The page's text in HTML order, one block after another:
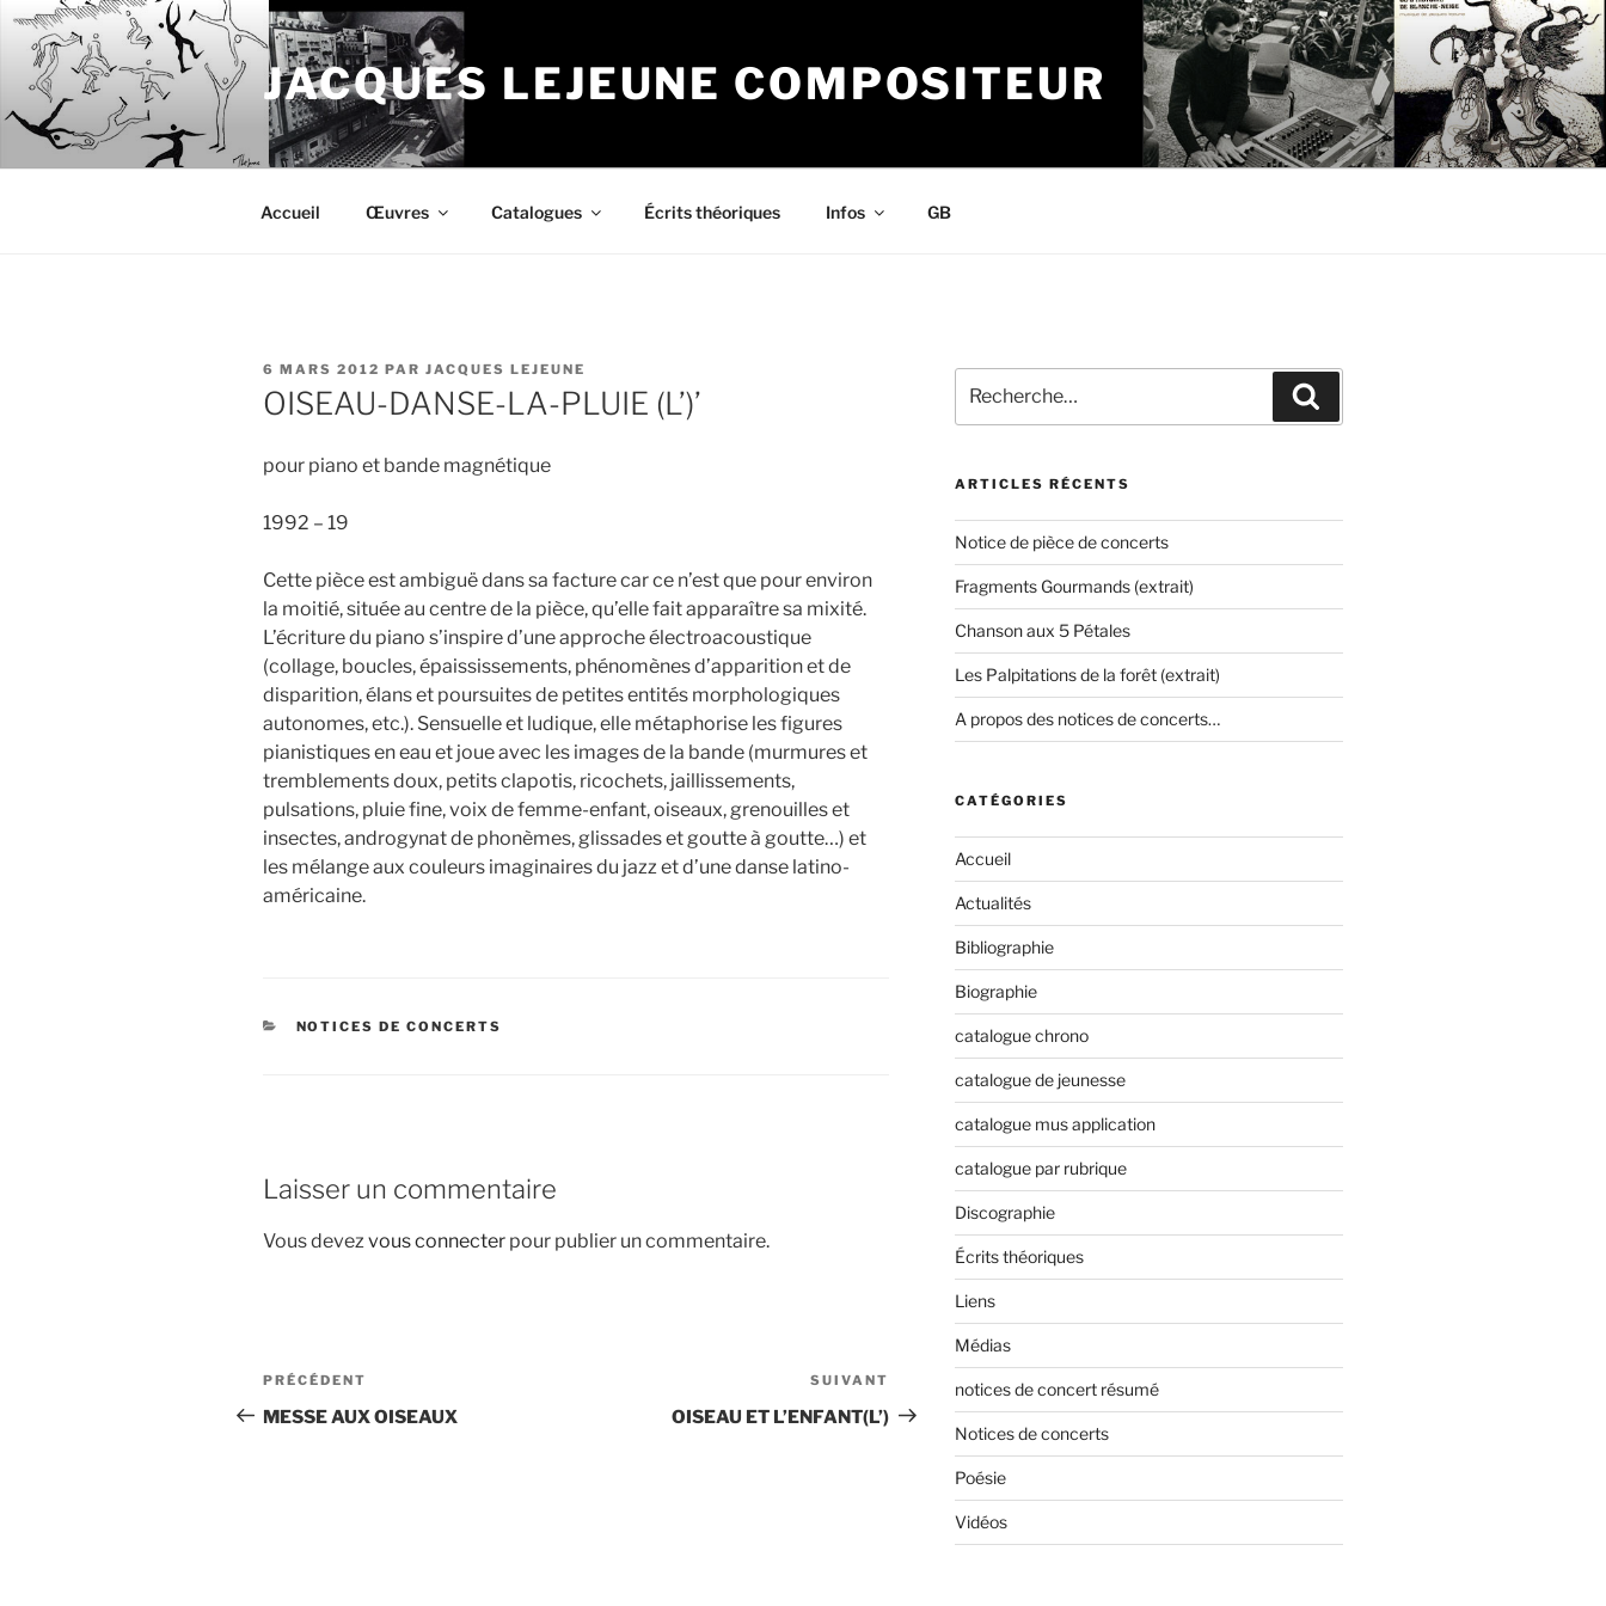
Aller
contenu
principal
JACQUES LEJEUNE COMPOSITEUR
Accueil Œuvres Catalogues Écrits théoriques Infos GB
PUBLIÉ
LE
6 MARS 2012 PAR JACQUES LEJEUNE
OISEAU-DANSE-LA-PLUIE (L’)’
pour piano et bande magnétique
1992 – 19
Cette pièce est ambiguë dans sa facture car ce n’est que pour environ
la moitié, située au centre de la pièce, qu’elle fait apparaître sa mixité.
L’écriture du piano s’inspire d’une approche électroacoustique
(collage, boucles, épaississements, phénomènes d’apparition et de
disparition, élans et poursuites de petites entités morphologiques
autonomes, etc.). Sensuelle et ludique, elle métaphorise les figures
pianistiques en eau et joue avec les images de la bande (murmures et
tremblements doux, petits clapotis, ricochets, jaillissements,
pulsations, pluie fine, voix de femme-enfant, oiseaux, grenouilles et
insectes, androgynat de phonèmes, glissades et goutte à goutte…) et
les mélange aux couleurs imaginaires du jazz et d’une danse latino-
américaine.
CATÉGORIES
NOTICES DE CONCERTS
Laisser un commentaire
Vous devez vous connecter pour publier un commentaire.
Navigation
de
Article
précédent
PRÉCÉDENT
MESSE AUX OISEAUX
suivant
SUIVANT
OISEAU ET L’ENFANT(L’)
pour
:
ARTICLES RÉCENTS
Notice de pièce de concerts
Fragments Gourmands (extrait)
Chanson aux 5 Pétales
Les Palpitations de la forêt (extrait)
A propos des notices de concerts…
CATÉGORIES
Accueil
Actualités
Bibliographie
Biographie
catalogue chrono
catalogue de jeunesse
catalogue mus application
catalogue par rubrique
Discographie
Écrits théoriques
Liens
Médias
notices de concert résumé
Notices de concerts
Poésie
Vidéos